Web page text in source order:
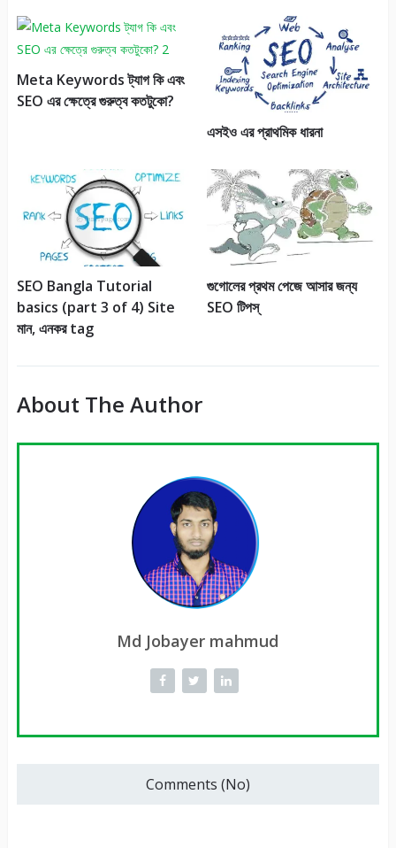
Meta Keywords ট্যাগ কি এবং
SEO এর ক্ষেত্রে গুরুত্ব কতটুকো?
এসইও এর প্রাথমিক ধারনা
SEO Bangla Tutorial
basics (part 3 of 4) Site
মান, এনকর tag
গুগোলের প্রথম পেজে আসার জন্য
SEO টিপস্
About The Author
Md Jobayer mahmud
Comments (No)